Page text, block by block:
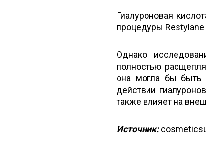
Гиалуроновая
процедуры
Однако
полностью
она могла бы быть
действии
также влияет на
Источник: